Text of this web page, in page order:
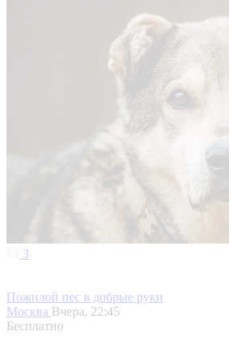
3
Пожилой пес в добрые руки
Москва Вчера, 22:45
Бесплатно